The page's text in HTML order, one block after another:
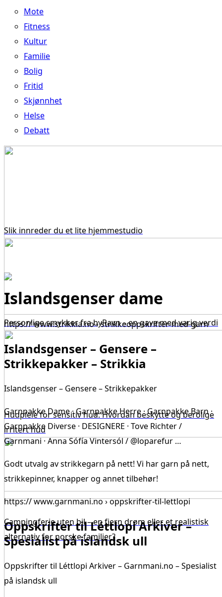
Mote
Fitness
Kultur
Familie
Bolig
Fritid
Skjønnhet
Helse
Debatt
Slik innreder du et lite hjemmestudio
Personlige smykker fra byRavn – en gave med varig verdi
Hudpleie for sensitiv hud: Hvordan beskytte og berolige
irritert hud
Campingferie uten bil – en fjern drøm eller et realistisk
alternativ for norske familier?
Islandsgenser dame
https:// www.strikkia.no › strikkeoppskrifter-med-garn
Islandsgenser – Gensere –
Strikkepakker – Strikkia
Islandsgenser – Gensere – Strikkepakker
Garnpakke Dame · Garnpakke Herre · Garnpakke Barn ·
Garnpakke Diverse · DESIGNERE · Tove Richter /
Garnmani · Anna Sófía Vintersól / @loparefur …
Godt utvalg av strikkegarn på nett! Vi har garn på nett,
strikkepinner, knapper og annet tilbehør!
https:// www.garnmani.no › oppskrifter-til-lettlopi
Oppskrifter til Léttlopi Arkiver –
Spesialist på islandsk ull
Oppskrifter til Léttlopi Arkiver – Garnmani.no – Spesialist
på islandsk ull